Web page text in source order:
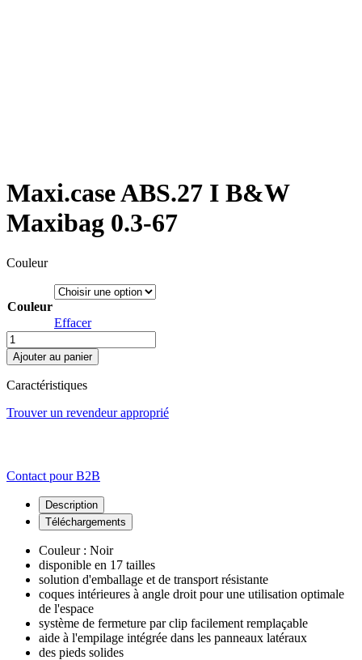
Maxi.case ABS.27 I B&W
Maxibag 0.3-67
Couleur
Couleur
Effacer
quantité
de
Maxi.case
ABS.27
B&W
Ajouter au panier
Caractéristiques
Trouver un revendeur approprié
Contact pour B2B
Description
Téléchargements
Couleur : Noir
disponible en 17 tailles
solution d'emballage et de transport résistante
coques intérieures à angle droit pour une utilisation optimale
de l'espace
système de fermeture par clip facilement remplaçable
aide à l'empilage intégrée dans les panneaux latéraux
des pieds solides